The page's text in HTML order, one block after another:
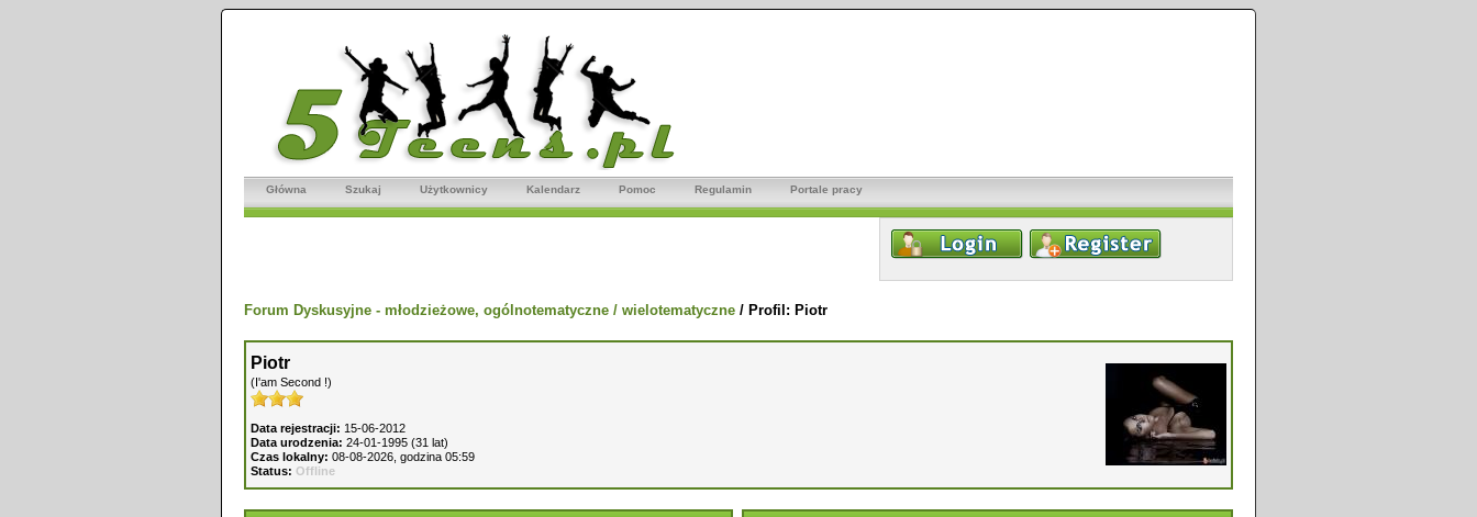
Główna Szukaj Użytkownicy Kalendarz Pomoc Regulamin Portale pracy
Forum Dyskusyjne - młodzieżowe, ogólnotematyczne / wielotematyczne / Profil: Piotr
Piotr
(I'am Second !)
Data rejestracji: 15-06-2012
Data urodzenia: 24-01-1995 (31 lat)
Czas lokalny: 08-08-2026, godzina 05:59
Status: Offline